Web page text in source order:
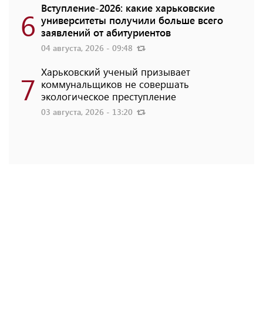
6 Вступление-2026: какие харьковские
университеты получили больше всего
заявлений от абитуриентов
04 августа, 2026 - 09:48
7 Харьковский ученый призывает
коммунальщиков не совершать
экологическое преступление
03 августа, 2026 - 13:20